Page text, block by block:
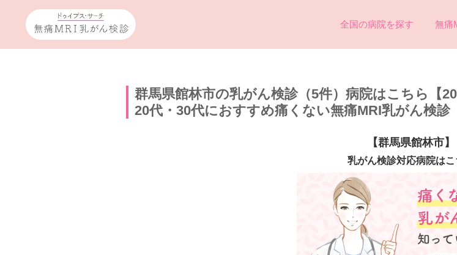
全国の病院を探す 無痛
群馬県館林市の乳がん検診（5件）病院はこちら【
20代・30代におすすめ痛くない無痛MRI乳がん検診
【群馬県館林市】
乳がん検診対応病院はこ